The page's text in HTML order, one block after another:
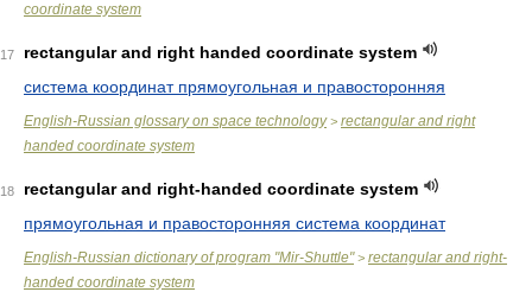
coordinate system
17
rectangular and right handed coordinate system
система координат прямоугольная и правосторонняя
English-Russian glossary on space technology> rectangular and right
handed coordinate system
18
rectangular and right-handed coordinate system
прямоугольная и правосторонняя система координат
English-Russian dictionary of program "Mir-Shuttle"> rectangular and right-
handed coordinate system